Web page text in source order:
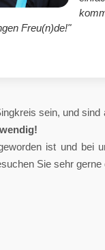
Freu(n)de!"
sein, und sind
ist und bei
Sie sehr